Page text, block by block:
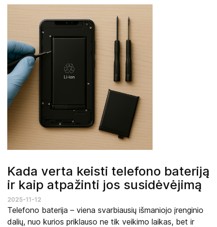
Kada verta keisti telefono bateriją
ir kaip atpažinti jos susidėvėjimą
2025-11-12
Telefono baterija – viena svarbiausių išmaniojo įrenginio
dalių, nuo kurios priklauso ne tik veikimo laikas, bet ir